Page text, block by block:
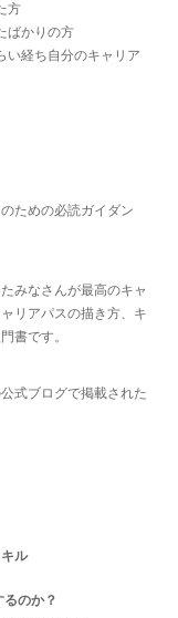
方
ばかりの方
い経ち自分のキャリア
ための必読ガイダン
みなさんが最高のキャ
リアパスの描き方、キ
書です。
式ブログで掲載された
ル
のか？